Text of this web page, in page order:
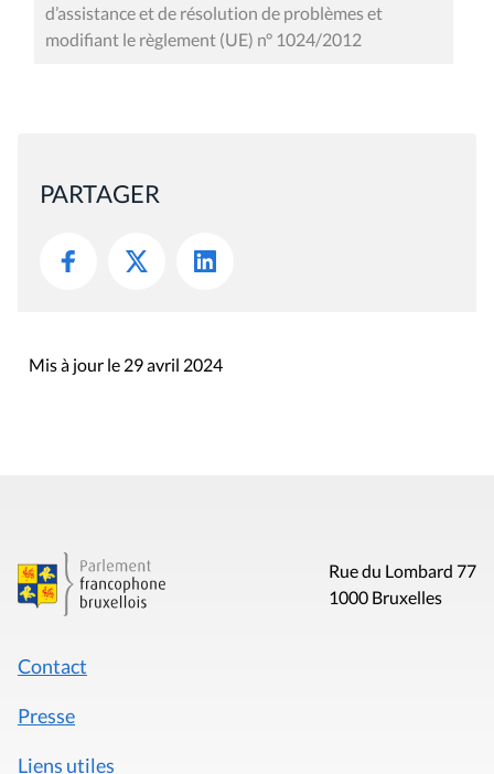
d’assistance et de résolution de problèmes et
modifiant le règlement (UE) n° 1024/2012
PARTAGER
Mis à jour le 29 avril 2024
Rue du Lombard 77
1000 Bruxelles
Contact
Presse
Liens utiles